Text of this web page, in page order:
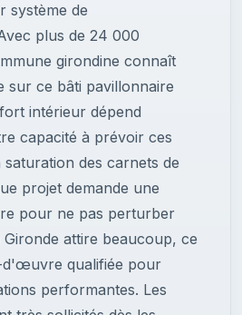
système de
plus de 24 000
girondine connaît
sur ce bâti pavillonnaire
intérieur dépend
capacité à prévoir ces
des carnets de
projet demande une
pour ne pas perturber
attire beaucoup, ce
d'œuvre qualifiée pour
performantes. Les